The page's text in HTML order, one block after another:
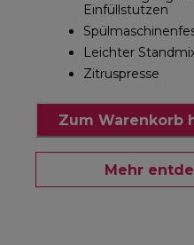
Einfüllstutzen
Leichter
Zitruspresse
Zum Warenkorb
Mehr